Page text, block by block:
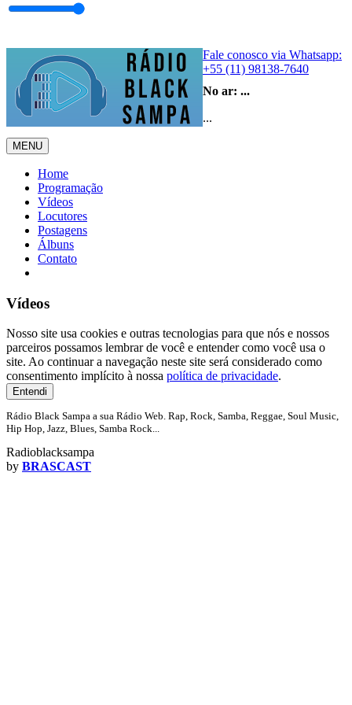
Fale conosco via Whatsapp:
+55 (11) 98138-7640
No ar: ...
...
MENU
Home
Programação
Vídeos
Locutores
Postagens
Álbuns
Contato
Vídeos
Nosso site usa cookies e outras tecnologias para que nós e nossos
parceiros possamos lembrar de você e entender como você usa o
site. Ao continuar a navegação neste site será considerado como
consentimento implícito à nossa política de privacidade.
Entendi
Rádio Black Sampa a sua Rádio Web. Rap, Rock, Samba, Reggae, Soul Music,
Hip Hop, Jazz, Blues, Samba Rock...
Radioblacksampa
by BRASCAST